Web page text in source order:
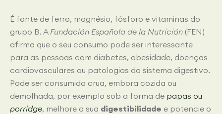
É fonte de ferro, magnésio, fósforo e vitaminas do
grupo B. AFundación Española de la Nutrición (FEN)
afirma que o seu consumo pode ser interessante
para as pessoas com diabetes, obesidade, doenças
cardiovasculares ou patologias do sistema digestivo.
Pode ser consumida crua, embora cozida ou
demolhada, por exemplo sob a forma de papas ou
porridge, melhore a sua digestibilidade e potencie o